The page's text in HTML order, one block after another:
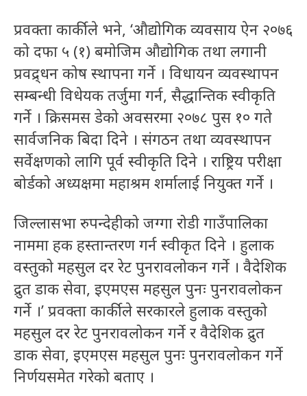
प्रवक्ता कार्कीले भने, ‘औद्योगिक व्यवसाय ऐन २०७६
को दफा ५ (१) बमोजिम औद्योगिक तथा लगानी
प्रवद्र्धन कोष स्थापना गर्ने । विधायन व्यवस्थापन
सम्बन्धी विधेयक तर्जुमा गर्न, सैद्धान्तिक स्वीकृति
गर्ने । क्रिसमस डेको अवसरमा २०७८ पुस १० गते
सार्वजनिक बिदा दिने । संगठन तथा व्यवस्थापन
सर्वेक्षणको लागि पूर्व स्वीकृति दिने । राष्ट्रिय परीक्षा
बोर्डको अध्यक्षमा महाश्रम शर्मालाई नियुक्त गर्ने ।
जिल्लासभा रुपन्देहीको जग्गा रोडी गाउँपालिका
नाममा हक हस्तान्तरण गर्न स्वीकृत दिने । हुलाक
वस्तुको महसुल दर रेट पुनरावलोकन गर्ने । वैदेशिक
द्रुत डाक सेवा, इएमएस महसुल पुनः पुनरावलोकन
गर्ने ।’ प्रवक्ता कार्कीले सरकारले हुलाक वस्तुको
महसुल दर रेट पुनरावलोकन गर्ने र वैदेशिक द्रुत
डाक सेवा, इएमएस महसुल पुनः पुनरावलोकन गर्ने
निर्णयसमेत गरेको बताए ।